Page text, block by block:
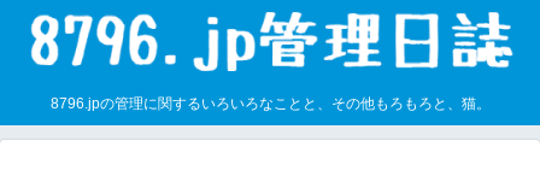
8796.jpの管理に関するいろいろなことと、その他もろもろと、猫。